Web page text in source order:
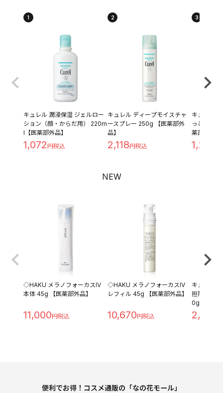
1
キュレル 潤浸保湿 ジェルロー
ション（顔・からだ用） 220m
l【医薬部外品】
1,072
2
キュレル ディープモイスチャ
ースプレー 250g 【医薬部外
品】
2,118
3
キュレル
っとり つ
薬部外品】
1,209
NEW
◇HAKU メラノフォーカスIV
本体 45g 【医薬部外品】
11,000
◇HAKU メラノフォーカスIV
レフィル 45g 【医薬部外品】
10,670
キュレル
担防止ベ
0g
2,280
便利でお得！コスメ通販の「なの花モール」